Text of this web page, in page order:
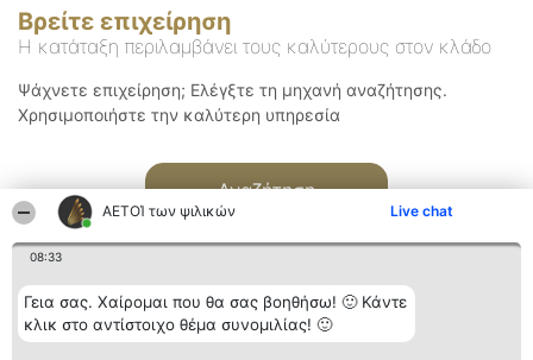
ΑΕΤΟΊ των ψιλικών Live chat
08:33
Γεια σας. Χαίρομαι που θα σας βοηθήσω! 🙂 Κάντε
κλικ στο αντίστοιχο θέμα συνομιλίας! 🙂
Βρείτε επιχείρηση
Η κατάταξη περιλαμβάνει τους καλύτερους στον κλάδο
Ψάχνετε επιχείρηση; Ελέγξτε τη μηχανή αναζήτησης.
Χρησιμοποιήστε την καλύτερη υπηρεσία
Αναζήτηση